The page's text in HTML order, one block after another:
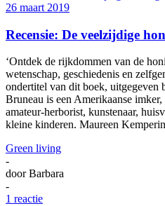
26 maart 2019
Recensie: De veelzijdige
‘Ontdek de rijkdommen van de
wetenschap, geschiedenis en
ondertitel van dit boek,
Bruneau is een Amerikaanse
amateur-herborist, kunstenaar,
kleine kinderen. Maureen
Green living
-
doorBarbara
-
1 reactie